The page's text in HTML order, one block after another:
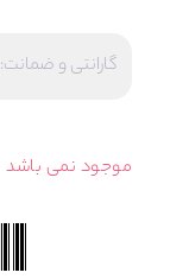
گارانتی و ضمانت:
موجود نمی باشد